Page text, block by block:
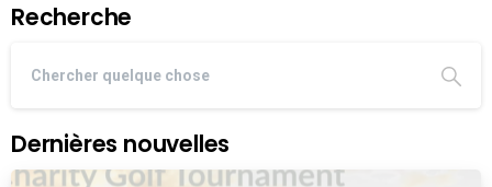
Recherche
Dernières nouvelles